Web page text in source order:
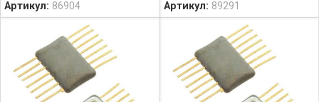
Артикул: 86904 Артикул: 89291